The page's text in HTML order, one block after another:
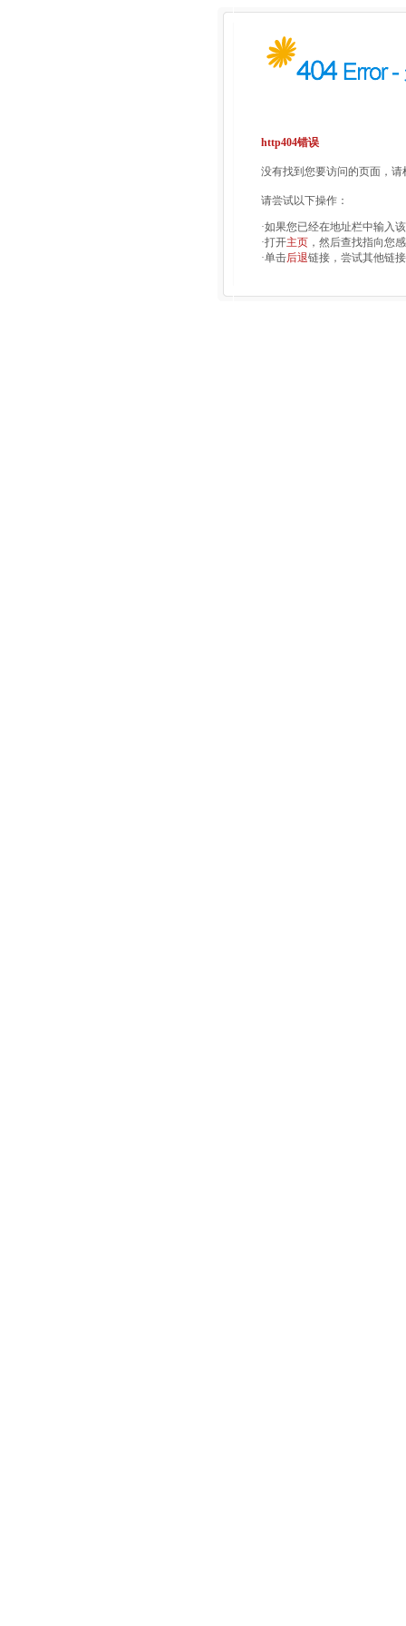
http404错误
没有找到您要访问的页面，
请尝试以下操作：
·如果您已经在地址栏中输入
·打开主页 ，然后查找指向您
·单击后退链接，尝试其他链